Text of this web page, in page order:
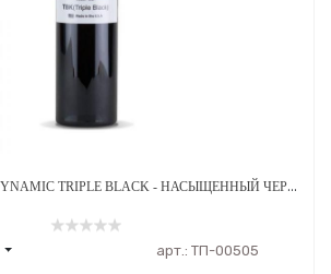
КРАСКА ДЛЯ ТАТУ DYNAMIC TRIPLE BLACK - НАСЫЩЕННЫЙ ЧЕРНЫЙ
арт.: ТП-00505